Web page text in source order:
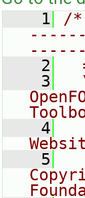
    1
/
    2
    3
    4
    5